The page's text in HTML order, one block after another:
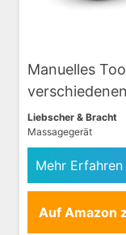
Manuelles
Liebscher & Bracht
Massagegerät
Mehr Erfahren
Auf Amazon